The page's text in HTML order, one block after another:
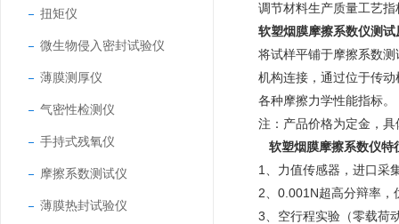
扭矩仪
微生物侵入密封试验仪
薄膜测厚仪
气密性检测仪
手持式残氧仪
摩擦系数测试仪
薄膜热封试验仪
调节材料生产质量工艺
软塑烟膜摩擦系数仪测试
将试样平铺于摩擦系数
机构连接，通过位于传
各种摩擦力学性能指标。
注：产品价格为定金，
软塑烟膜摩擦系数仪特
1、力值传感器，进口采
2、0.001N超高分辩率，
3、空行程实验（零载荷